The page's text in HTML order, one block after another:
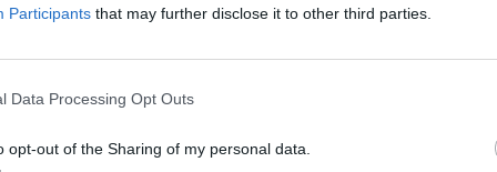
Participants that may further disclose it to other third parties.
Data Processing Opt Outs
opt-out of the Sharing of my personal data.
3 4 5